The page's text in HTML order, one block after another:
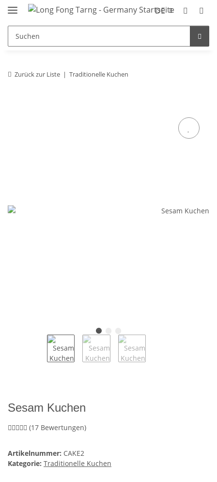
DE
Zurück zur Liste Traditionelle Kuchen
Sesam Kuchen
(17 Bewertungen)
Artikelnummer: CAKE2
Kategorie: Traditionelle Kuchen